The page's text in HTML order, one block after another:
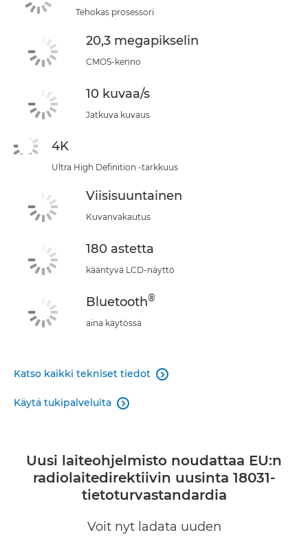
Tehokas prosessori
20,3 megapikselin
CMOS-kenno
10 kuvaa/s
Jatkuva kuvaus
4K
Ultra High Definition -tarkkuus
Viisisuuntainen
Kuvanvakautus
180 astetta
kääntyvä LCD-näyttö
Bluetooth®
aina käytössä
Katso kaikki tekniset tiedot 
Käytä tukipalveluita 
Uusi laiteohjelmisto noudattaa EU:n
radiolaitedirektiivin uusinta 18031-
tietoturvastandardia
Voit nyt ladata uuden